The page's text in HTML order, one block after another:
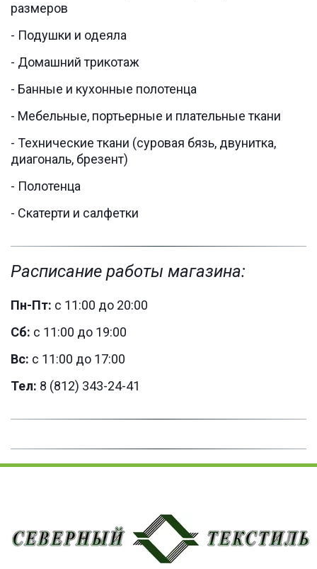
размеров
- Подушки и одеяла
- Домашний трикотаж
- Банные и кухонные полотенца
- Мебельные, портьерные и плательные ткани
- Технические ткани (суровая бязь, двунитка,
диагональ, брезент)
- Полотенца
- Скатерти и салфетки
Расписание работы магазина:
­­Пн-Пт: с 11:00 до 20:00
Сб: с 11:00 до 19:00
Вс: с 11:00 до 17:00
Тел: 8 (812) 343-24-41